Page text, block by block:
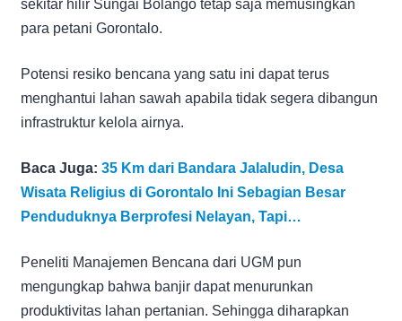
sekitar hilir Sungai Bolango tetap saja memusingkan
para petani Gorontalo.
Potensi resiko bencana yang satu ini dapat terus
menghantui lahan sawah apabila tidak segera dibangun
infrastruktur kelola airnya.
Baca Juga: 35 Km dari Bandara Jalaludin, Desa
Wisata Religius di Gorontalo Ini Sebagian Besar
Penduduknya Berprofesi Nelayan, Tapi…
Peneliti Manajemen Bencana dari UGM pun
mengungkap bahwa banjir dapat menurunkan
produktivitas lahan pertanian. Sehingga diharapkan